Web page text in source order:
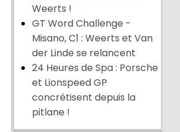
Weerts !
GT Word Challenge -
Misano, C1 : Weerts et Van
der Linde se relancent
24 Heures de Spa : Porsche
et Lionspeed GP
concrétisent depuis la
pitlane !